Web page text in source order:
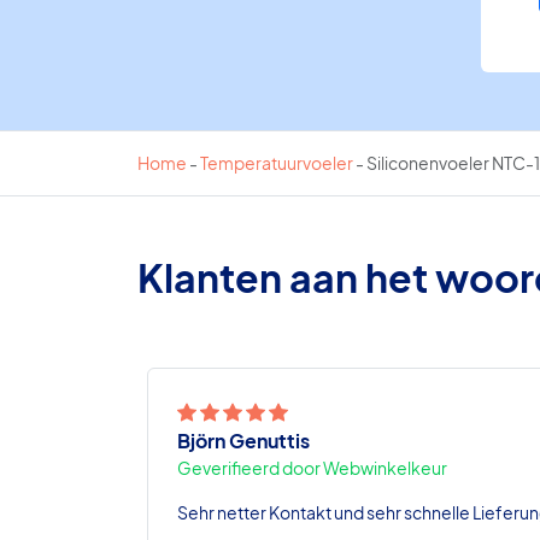
Home -Temperatuurvoeler- Siliconenvoeler NTC-
Klanten aan het
Björn Genuttis
Geverifieerd door Webwinkelkeur
Sehr netter Kontakt und sehr schnelle